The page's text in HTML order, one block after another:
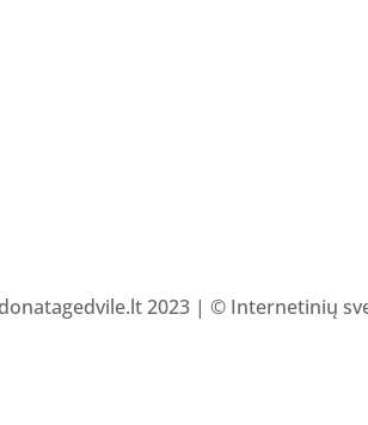
2023 | © Internetinių